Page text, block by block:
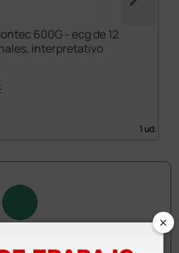
600G - ecg de 12
interpretativo
1 ud.
×